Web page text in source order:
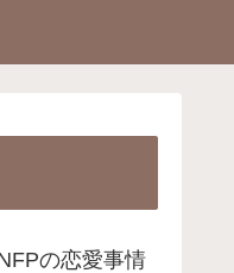
の恋愛事情